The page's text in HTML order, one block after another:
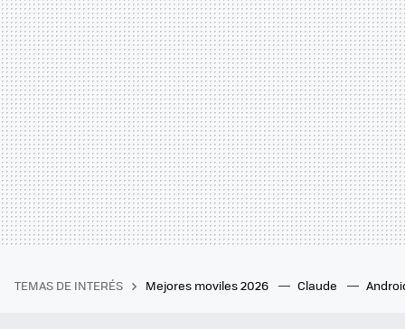
TEMAS DE INTERÉS Mejores moviles 2026 Claude